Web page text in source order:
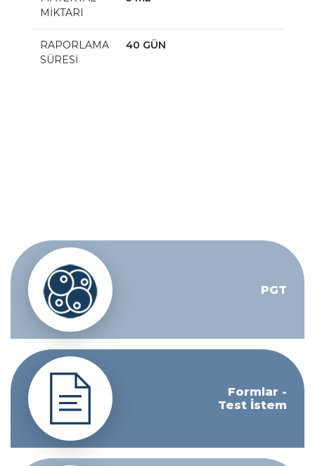
MİKTARI
RAPORLAMA
SÜRESİ
40 GÜN
PGT
Formlar -
Test İstem